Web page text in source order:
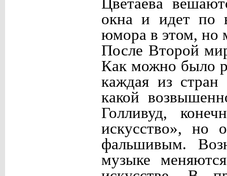
Цветаева
окна и идет по
юмора в этом, но
После Второй
Как можно было
каждая из стран
какой
Голливуд,
искусство», но
фальшивым.
музыке